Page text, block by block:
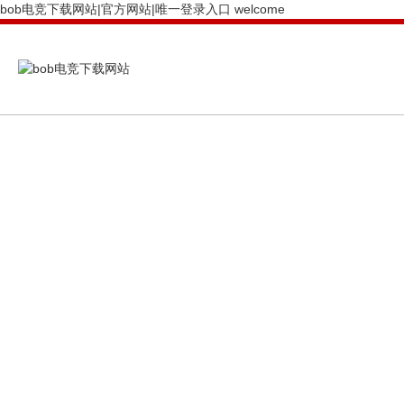
bob电竞下载网站|官方网站|唯一登录入口 welcome